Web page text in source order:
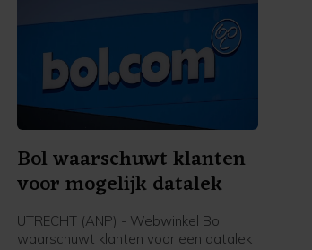
Bol waarschuwt klanten
voor mogelijk datalek
UTRECHT (ANP) - Webwinkel Bol
waarschuwt klanten voor een datalek